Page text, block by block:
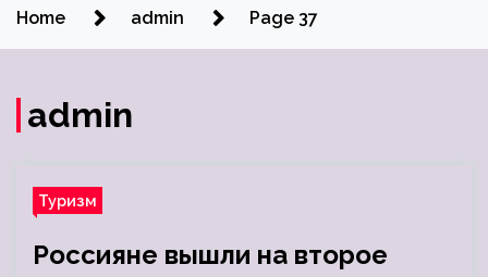
Home admin Page 37
admin
Туризм
Россияне вышли на второе